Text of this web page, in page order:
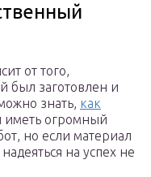
от того,
был заготовлен и
знать, как
иметь огромный
но если материал
на успех не